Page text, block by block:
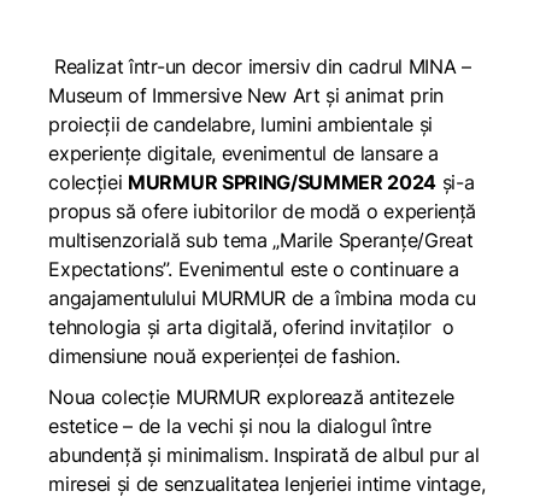
Realizat într-un decor imersiv din cadrul MINA –
Museum of Immersive New Art și animat prin
proiecții de candelabre, lumini ambientale și
experiențe digitale, evenimentul de lansare a
colecției MURMUR SPRING/SUMMER 2024 și-a
propus să ofere iubitorilor de modă o experiență
multisenzorială sub tema „Marile Speranțe/Great
Expectations”. Evenimentul este o continuare a
angajamentulului MURMUR de a îmbina moda cu
tehnologia și arta digitală, oferind invitaților o
dimensiune nouă experienței de fashion.
Noua colecție MURMUR explorează antitezele
estetice – de la vechi și nou la dialogul între
abundență și minimalism. Inspirată de albul pur al
miresei și de senzualitatea lenjeriei intime vintage,